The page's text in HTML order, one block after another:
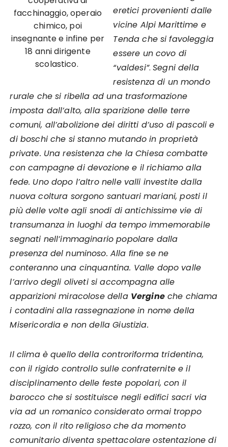
facchinaggio, operaio
chimico, poi
insegnante e infine per
18 anni dirigente
scolastico.
eretici provenienti dalle
vicine Alpi Marittime e
Tenda che si favoleggia
essere un covo di
“valdesi”.Segni della
resistenza di un mondo
rurale che si ribella ad una trasformazione
imposta dall’alto, alla sparizione delle terre
comuni, all’abolizione dei diritti d’uso di pascoli e
di boschi che si stanno mutando in proprietà
private. Una resistenza che la Chiesa combatte
con campagne di devozione e il richiamo alla
fede. Uno dopo l’altro nelle valli investite dalla
nuova coltura sorgono santuari mariani, posti il
più delle volte agli snodi di antichissime vie di
transumanza in luoghi da tempo immemorabile
segnati nell’immaginario popolare dalla
presenza del numinoso. Alla fine se ne
conteranno una cinquantina. Valle dopo valle
l’arrivo degli oliveti si accompagna alle
apparizioni miracolose della Vergineche chiama
i contadini alla rassegnazione in nome della
Misericordia e non della Giustizia.
Il clima è quello della controriforma tridentina,
con il rigido controllo sulle confraternite e il
disciplinamento delle feste popolari, con il
barocco che si sostituisce negli edifici sacri via
via ad un romanico considerato ormai troppo
rozzo, con il rito religioso che da momento
comunitario diventa spettacolare ostentazione di